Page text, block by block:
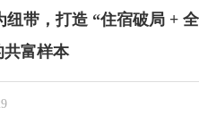
带，打造 “住宿破局 + 全
共富样本